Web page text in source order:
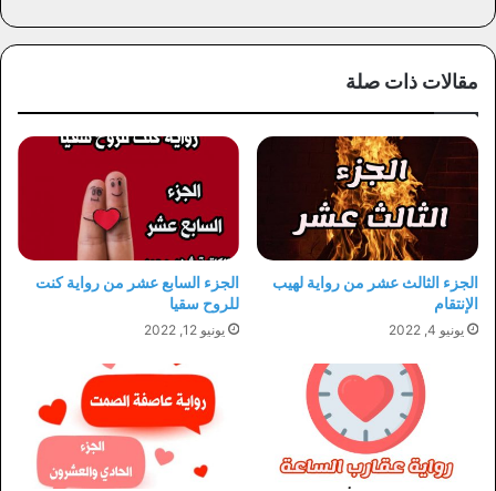
مقالات ذات صلة
الجزء الثالث عشر من رواية لهيب
الإنتقام
يونيو 4, 2022
الجزء السابع عشر من رواية كنت
للروح سقيا
يونيو 12, 2022